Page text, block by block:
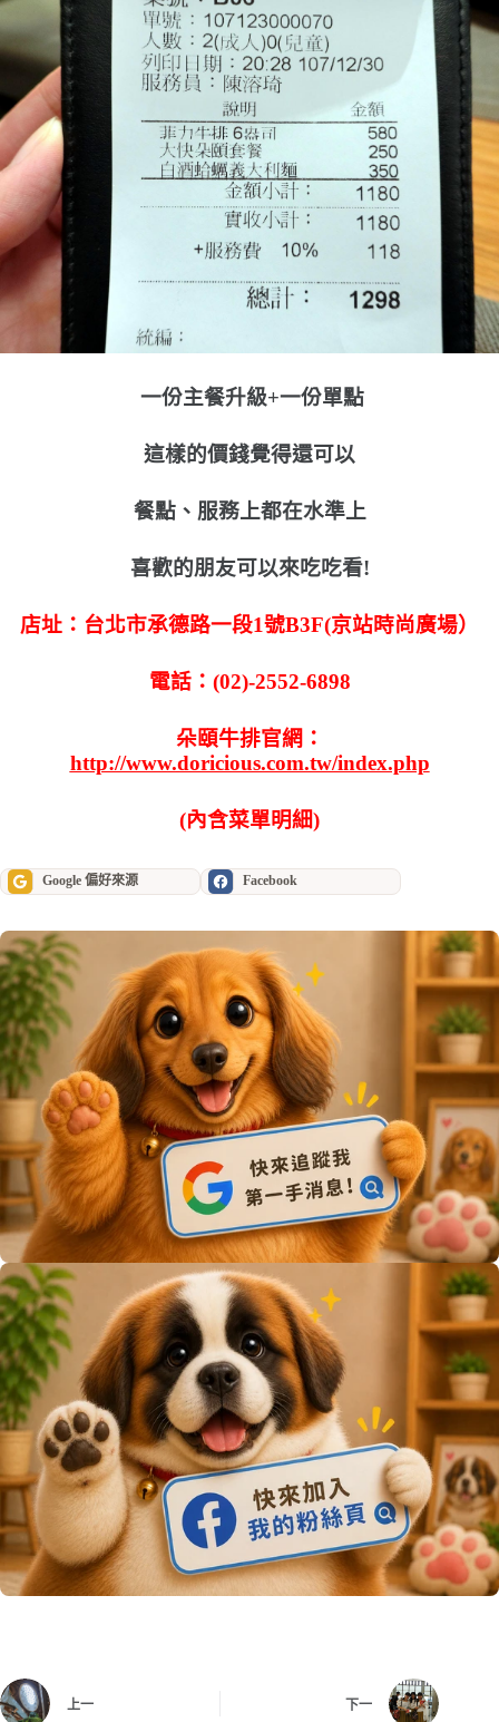
一份主餐升級+一份單點
這樣的價錢覺得還可以
餐點、服務上都在水準上
喜歡的朋友可以來吃吃看!
店址：台北市承德路一段1號B3F(京站時尚廣場）
電話：(02)-2552-6898
朵頤牛排官網：
http://www.doricious.com.tw/index.php
(內含菜單明細)
Google 偏好來源 Facebook
上一 下一